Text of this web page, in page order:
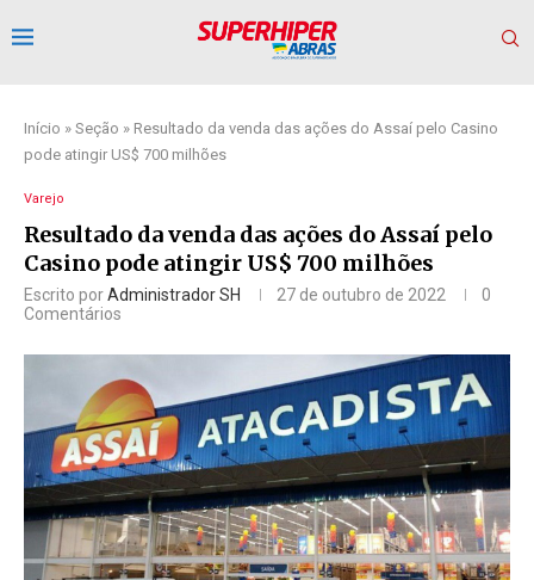
Início » Seção » Resultado da venda das ações do Assaí pelo Casino
pode atingir US$ 700 milhões
Varejo
Resultado da venda das ações do Assaí pelo
Casino pode atingir US$ 700 milhões
Escrito porAdministrador SH 27 de outubro de 2022
0
Comentários